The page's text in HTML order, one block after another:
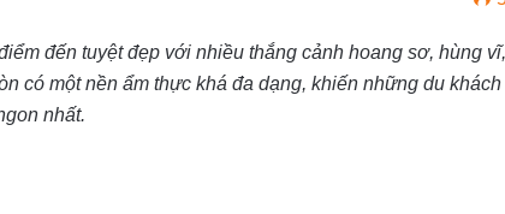
đến tuyệt đẹp với nhiều thắng cảnh hoang sơ, hùng
có một nền ẩm thực khá đa dạng, khiến những du
nhất.